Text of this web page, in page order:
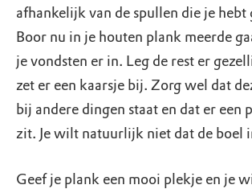
afhankelijk van de spullen die je hebt
Boor nu in je houten plank meerde
je vondsten er in. Leg de rest er
zet er een kaarsje bij. Zorg wel dat
bij andere dingen staat en dat er een
zit. Je wilt natuurlijk niet dat de boel
Geef je plank een mooi plekje en je